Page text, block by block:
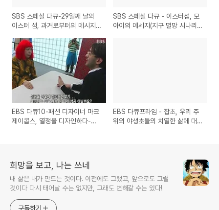
SBS 스페셜 다큐-29일째 날의
이스터 섬, 과거로부터의 메시지
이야기)
SBS 스페셜 다큐 - 이스터섬, 모
아이의 메세지(지구 멸망 시나리
EBS 다큐10-패션 디자이너 마크
제이콥스, 열정을 디자인하다-두
EBS 다큐프라임 - 잡초, 우리 주
위의 야생초들의 치열한 삶에 대
희망을 보고, 나는 쓰네
내 삶은 내가 만드는 것이다. 이전에도 그랬고, 앞으로도 그럴
것이다 다시 태어날 수는 없지만, 그래도 변해갈 수는 있다!
구독하기